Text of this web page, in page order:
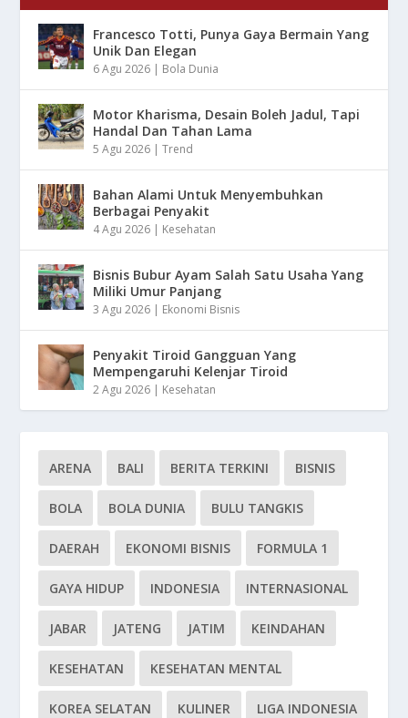
Francesco Totti, Punya Gaya Bermain Yang
Unik Dan Elegan
6 Agu 2026 | Bola Dunia
Motor Kharisma, Desain Boleh Jadul, Tapi
Handal Dan Tahan Lama
5 Agu 2026 |Trend
Bahan Alami Untuk Menyembuhkan
Berbagai Penyakit
4 Agu 2026 | Kesehatan
Bisnis Bubur Ayam Salah Satu Usaha Yang
Miliki Umur Panjang
3 Agu 2026 | Ekonomi Bisnis
Penyakit Tiroid Gangguan Yang
Mempengaruhi Kelenjar Tiroid
2 Agu 2026 | Kesehatan
ARENA BALI BERITA TERKINI BISNIS
BOLA BOLA DUNIA BULU TANGKIS
DAERAH EKONOMI BISNIS FORMULA 1
GAYA HIDUP INDONESIA INTERNASIONAL
JABAR JATENG JATIM KEINDAHAN
KESEHATAN KESEHATAN MENTAL
KOREA SELATAN KULINER LIGA INDONESIA